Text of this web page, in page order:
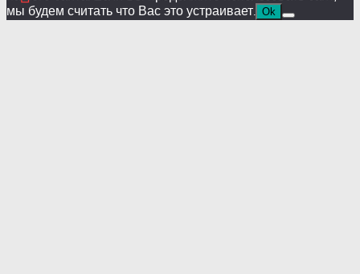
мы будем считать что Вас это устраивает. Ok